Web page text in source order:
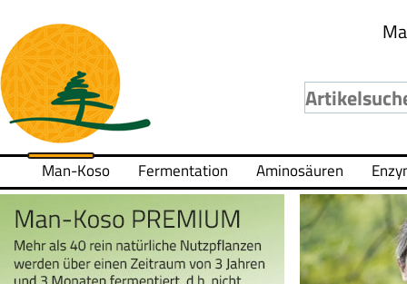
Man-Koso Fermentation Aminosäuren